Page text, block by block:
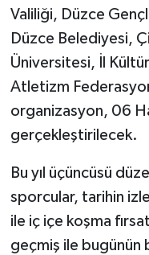
Valiliği, Düzce
Düzce Belediyesi,
Üniversitesi, İl
Atletizm
organizasyon, 06
gerçekleştirilecek.
Bu yıl üçüncüsü
sporcular, tarihin
ile iç içe koşma
geçmiş ile